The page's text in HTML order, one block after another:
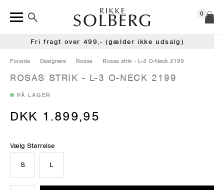
0
Fri fragt over 499,- (gælder ikke udsalg)
Forside Designere Rosas Rosas strik - L-3 O-Neck 2199
ROSAS STRIK - L-3 O-NECK 2199
PÅ LAGER
DKK 1.899,95
Vælg Størrelse
S L